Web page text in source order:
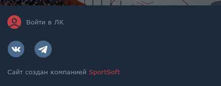
Войти в ЛК
Сайт создан компанией SportSoft